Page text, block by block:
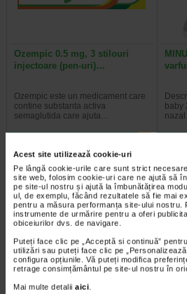
Acest site utilizează cookie-uri
Pe lângă cookie-urile care sunt strict
site web, folosim cookie-uri care ne ajută să
pe site-ul nostru și ajută la îmbunătățirea
ul, de exemplu, făcând rezultatele să fie mai
pentru a măsura performanța site-ului nostru.
instrumente de urmărire pentru a oferi
obiceiurilor dvs. de navigare.
Puteți face clic pe „Acceptă si continuă”
utilizări sau puteți face clic pe
configura opțiunile. Vă puteți modifica
retrage consimțământul pe site-ul nostru în
Mai multe detalii aici.
Ozempic 0.5 mg, 3 stilouri
injectoare (pen-uri)…
Ozempic este un medicament care
contine substanta activa
semaglutida care ajuta…
baby
ViroProtect Imun, 10 capsule,